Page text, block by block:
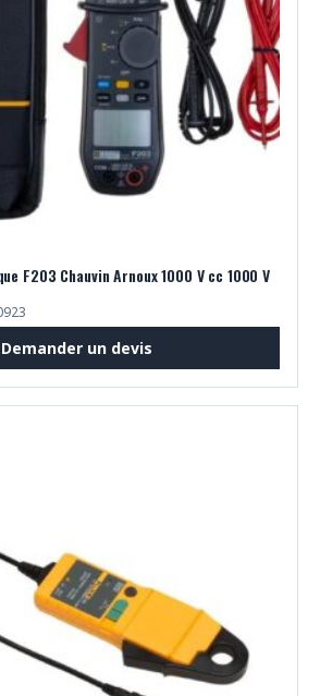
F203 Chauvin Arnoux 1000 V cc 1000 V
Demander un devis